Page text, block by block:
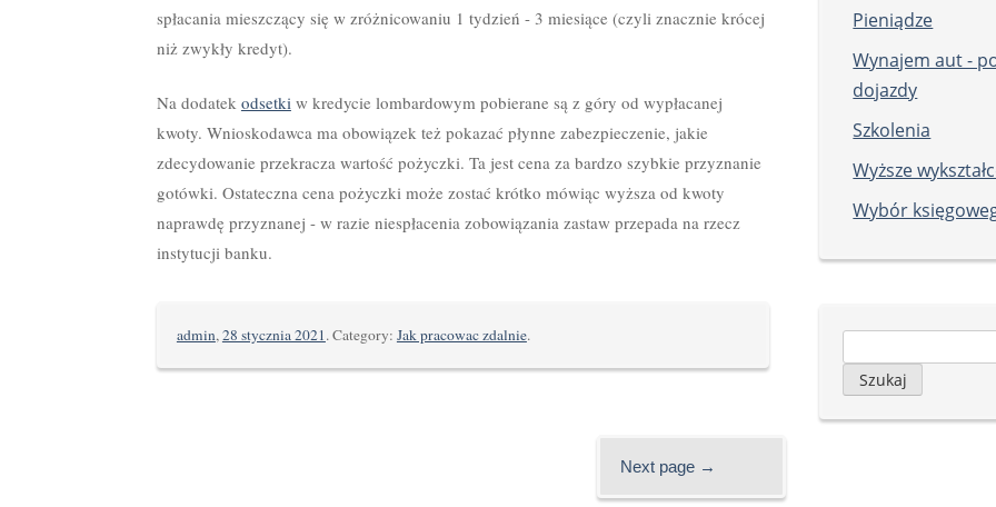
spłacania mieszczący się w zróżnicowaniu 1 tydzień - 3 miesiące (czyli znacznie krócej
niż zwykły kredyt).
Na dodatek odsetki w kredycie lombardowym pobierane są z góry od wypłacanej
kwoty. Wnioskodawca ma obowiązek też pokazać płynne zabezpieczenie, jakie
zdecydowanie przekracza wartość pożyczki. Ta jest cena za bardzo szybkie przyznanie
gotówki. Ostateczna cena pożyczki może zostać krótko mówiąc wyższa od kwoty
naprawdę przyznanej - w razie niespłacenia zobowiązania zastaw przepada na rzecz
instytucji banku.
admin,28 stycznia 2021. Category: Jak pracowac zdalnie.
Next page →
Pieniądze
Wynajem aut -
dojazdy
Szkolenia
Wyższe
Wybór